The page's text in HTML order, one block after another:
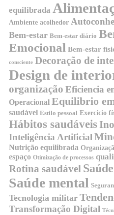
equilibrada
Ambiente acolhedor
Bem-estar Bem-estar diário
Emocional Bem-estar
consciente Decoração de
Design de
organização Eficiencia
Operacional Equilibrio
saudável Estilo pessoal Exercício
Hábitos saudáveis
Inteligência Artificial
Nutrição equilibrada
espaço Otimização de processos
Rotina saudável
Saúde mental
Tecnologia militar
Transformação Digital